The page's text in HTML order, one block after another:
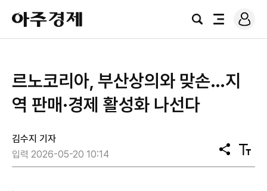
아
주
경
검
전
로
그
르노코리아, 부산상의와 맞손…지
역 판매·경제 활성화 나선다
김수지 기자
입력 2026-05-20 10:14
공
유
텍
스